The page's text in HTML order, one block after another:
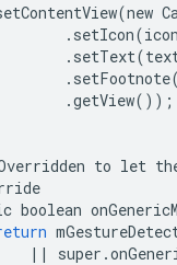
(new
. setIcon(
. setText(
. setFootnote(
.getView());
to let
boolean
||
super .